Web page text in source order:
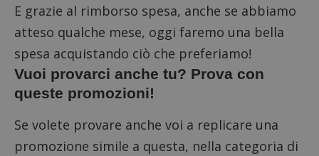
E grazie al rimborso spesa, anche se abbiamo
atteso qualche mese, oggi faremo una bella
spesa acquistando ciò che preferiamo!
Vuoi provarci anche tu? Prova con
queste promozioni!
Se volete provare anche voi a replicare una
promozione simile a questa, nella categoria di